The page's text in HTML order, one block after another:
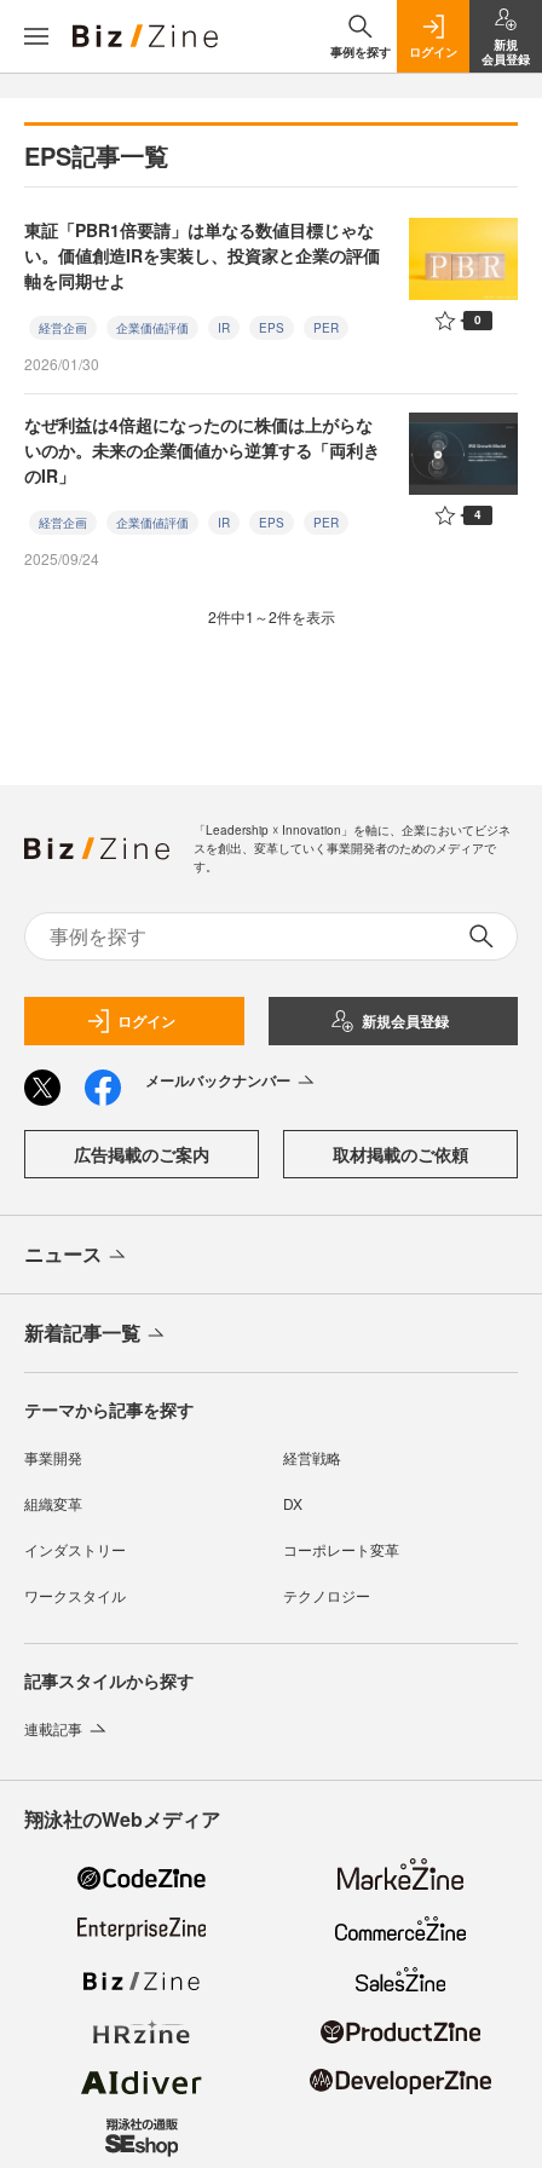
事例を探す ログイン
新規
会員登録
EPS記事一覧
東証「PBR1倍要請」は単なる数値目標じゃな
い。価値創造IRを実装し、投資家と企業の評価
軸を同期せよ
経営企画 企業価値評価 IR EPS PER
2026/01/30
0
なぜ利益は4倍超になったのに株価は上がらな
いのか。未来の企業価値から逆算する「両利き
のIR」
経営企画 企業価値評価 IR EPS PER
2025/09/24
4
2件中1～2件を表示
「Leadership ☓ Innovation」を軸に、企業においてビジネ
スを創出、変革していく事業開発者のためのメディアで
す。
ログイン 新規会員登録
メールバックナンバー
広告掲載のご案内 取材掲載のご依頼
ニュース
新着記事一覧
テーマから記事を探す
事業開発 経営戦略
組織変革 DX
インダストリー コーポレート変革
ワークスタイル テクノロジー
記事スタイルから探す
連載記事
翔泳社のWebメディア